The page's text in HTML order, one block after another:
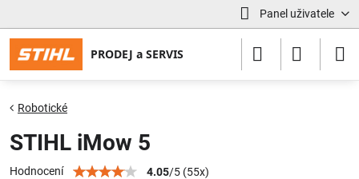
Panel uživatele
Robotické
STIHL iMow 5
Hodnocení 4.05/5 (55x)